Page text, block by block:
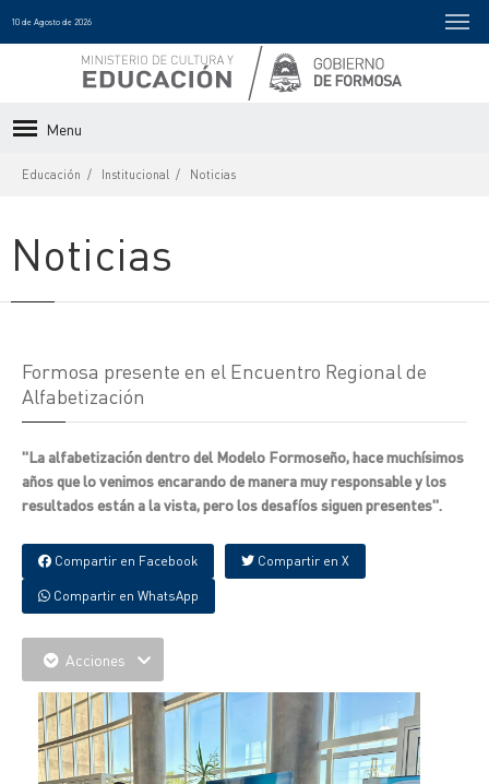
10 de Agosto de 2026
Menu
Educación Institucional Noticias
Noticias
Formosa presente en el Encuentro Regional de
Alfabetización
"La alfabetización dentro del Modelo Formoseño, hace muchísimos
años que lo venimos encarando de manera muy responsable y los
resultados están a la vista, pero los desafíos siguen presentes".
Compartir en Facebook Compartir en X
Compartir en WhatsApp
Acciones